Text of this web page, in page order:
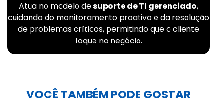
Atua no modelo desuporte de TI gerenciado,
cuidando do monitoramento proativo e da resolução
de problemas críticos, permitindo que o cliente
foque no negócio.
VOCÊ TAMBÉM PODE GOSTAR